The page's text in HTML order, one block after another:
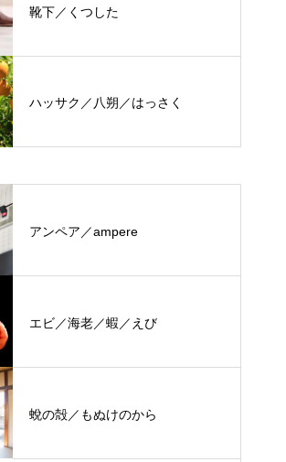
靴下／くつした
ハッサク／八朔／はっさく
アンペア／ampere
エビ／海老／蝦／えび
蛻の殻／もぬけのから